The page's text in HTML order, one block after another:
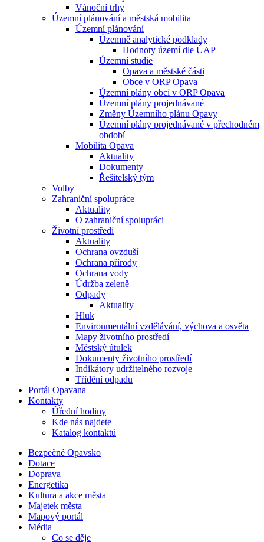
Vánoční trhy
Územní plánování a městská mobilita
Územní plánování
Územně analytické podklady
Hodnoty území dle ÚAP
Územní studie
Opava a městské části
Obce v ORP Opava
Územní plány obcí v ORP Opava
Územní plány projednávané
Změny Územního plánu Opavy
Územní plány projednávané v přechodném
období
Mobilita Opava
Aktuality
Dokumenty
Řešitelský tým
Volby
Zahraniční spolupráce
Aktuality
O zahraniční spolupráci
Životní prostředí
Aktuality
Ochrana ovzduší
Ochrana přírody
Ochrana vody
Údržba zeleně
Odpady
Aktuality
Hluk
Environmentální vzdělávání, výchova a osvěta
Mapy životního prostředí
Městský útulek
Dokumenty životního prostředí
Indikátory udržitelného rozvoje
Třídění odpadu
Portál Opavana
Kontakty
Úřední hodiny
Kde nás najdete
Katalog kontaktů
Bezpečné Opavsko
Dotace
Doprava
Energetika
Kultura a akce města
Majetek města
Mapový portál
Média
Co se děje